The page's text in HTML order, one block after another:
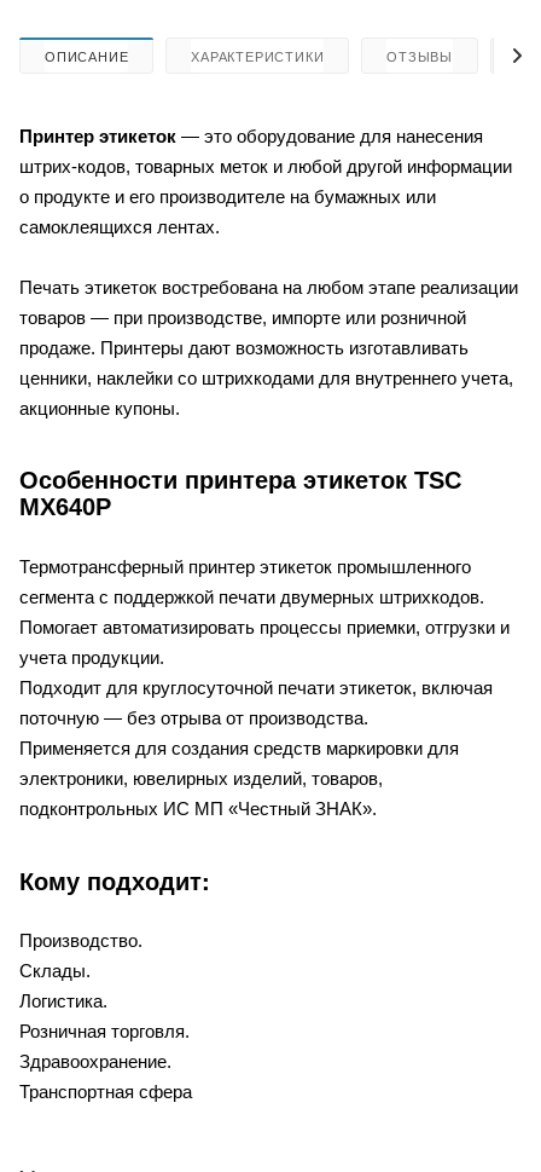
ОПИСАНИЕ ХАРАКТЕРИСТИКИ ОТЗЫВЫ
Принтер этикеток — это оборудование для нанесения
штрих-кодов, товарных меток и любой другой информации
о продукте и его производителе на бумажных или
самоклеящихся лентах.
Печать этикеток востребована на любом этапе реализации
товаров — при производстве, импорте или розничной
продаже. Принтеры дают возможность изготавливать
ценники, наклейки со штрихкодами для внутреннего учета,
акционные купоны.
Особенности принтера этикеток TSC
MX640P
Термотрансферный принтер этикеток промышленного
сегмента с поддержкой печати двумерных штрихкодов.
Помогает автоматизировать процессы приемки, отгрузки и
учета продукции.
Подходит для круглосуточной печати этикеток, включая
поточную — без отрыва от производства.
Применяется для создания средств маркировки для
электроники, ювелирных изделий, товаров,
подконтрольных ИС МП «Честный ЗНАК».
Кому подходит:
Производство.
Склады.
Логистика.
Розничная торговля.
Здравоохранение.
Транспортная сфера